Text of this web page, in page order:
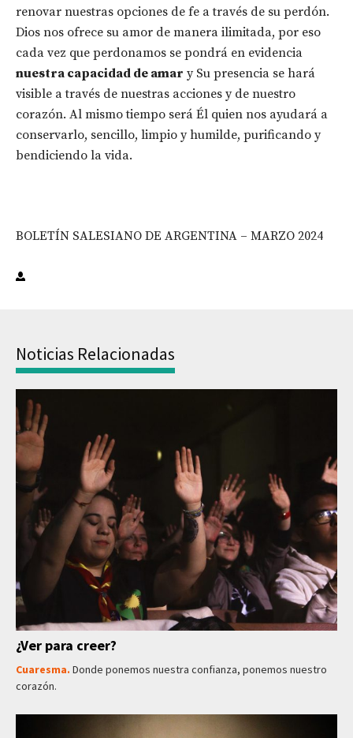
renovar nuestras opciones de fe a través de su perdón.
Dios nos ofrece su amor de manera ilimitada, por eso
cada vez que perdonamos se pondrá en evidencia
nuestra capacidad de amar y Su presencia se hará
visible a través de nuestras acciones y de nuestro
corazón. Al mismo tiempo será Él quien nos ayudará a
conservarlo, sencillo, limpio y humilde, purificando y
bendiciendo la vida.
BOLETÍN SALESIANO DE ARGENTINA – MARZO 2024
Noticias Relacionadas
¿Ver para creer?
Cuaresma. Donde ponemos nuestra confianza, ponemos nuestro
corazón.